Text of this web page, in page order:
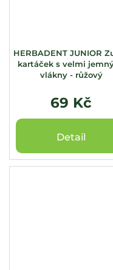
HERBADENT JUNIOR
kartáček s velmi
vlákny - růžový
69 Kč
Detail